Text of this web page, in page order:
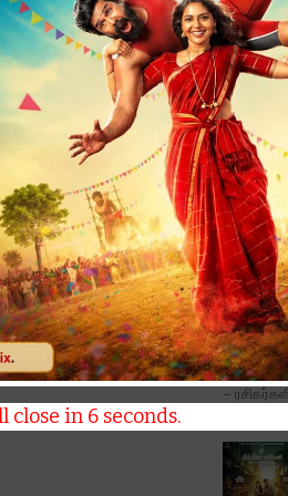
பொழுதுபோக்கு
மிகப் பெரும்
இயக்குநர் M
இசையமைத்துள்ளார்.
மற்றும் லேபிள் சீரிஸ்கள்,
பாராட்டையும்
close in 5seconds.
'டோன்ட்
Trouble'
கேசில்
–